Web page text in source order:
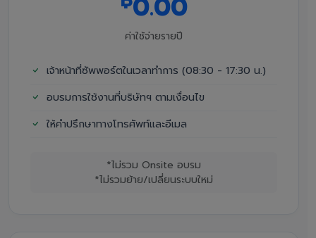
ค่าใช้จ่ายรายปี
เจ้าหน้าที่ซัพพอร์ตในเวลาทำการ (08:30 - 17:30 น.)
อบรมการใช้งานที่บริษัทฯ ตามเงื่อนไข
ให้คำปรึกษาทางโทรศัพท์และอีเมล
*ไม่รวม Onsite อบรม
*ไม่รวมย้าย/เปลี่ยนระบบใหม่